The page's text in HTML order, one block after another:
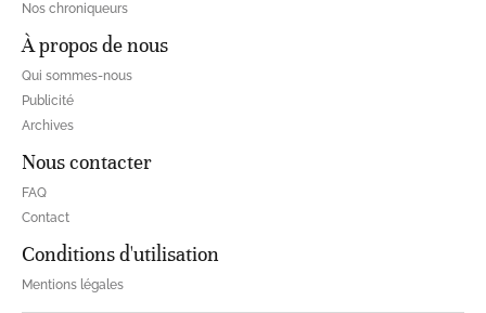
Nos chroniqueurs
À propos de nous
Qui sommes-nous
Publicité
Archives
Nous contacter
FAQ
Contact
Conditions d'utilisation
Mentions légales